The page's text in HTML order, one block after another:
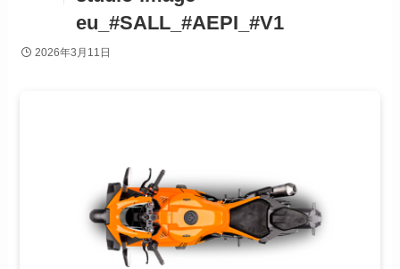
eu_#SALL_#AEPI_#V1
2026年3月11日